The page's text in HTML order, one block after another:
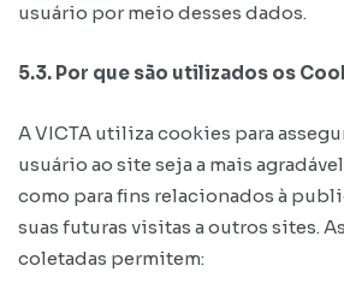
usuário por meio desses dados.
5.3. Por que são utilizados os
A VICTA utiliza cookies para
usuário ao site seja a mais
como para fins relacionados à
suas futuras visitas a outros sites.
coletadas permitem: